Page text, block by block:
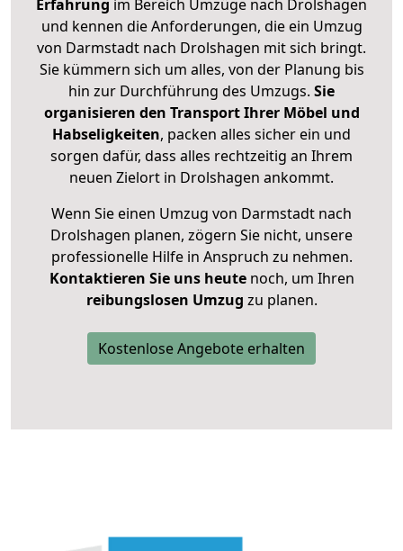
Erfahrung im Bereich Umzüge nach Drolshagen
und kennen die Anforderungen, die ein Umzug
von Darmstadt nach Drolshagen mit sich bringt.
Sie kümmern sich um alles, von der Planung bis
hin zur Durchführung des Umzugs. Sie
organisieren den Transport Ihrer Möbel und
Habseligkeiten, packen alles sicher ein und
sorgen dafür, dass alles rechtzeitig an Ihrem
neuen Zielort in Drolshagen ankommt.
Wenn Sie einen Umzug von Darmstadt nach
Drolshagen planen, zögern Sie nicht, unsere
professionelle Hilfe in Anspruch zu nehmen.
Kontaktieren Sie uns heutenoch, um Ihren
reibungslosen Umzug zu planen.
Kostenlose Angebote erhalten